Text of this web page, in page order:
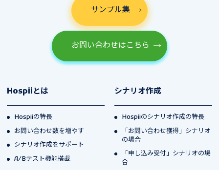
サンプル集
お問い合わせはこちら
Hospiiとは
Hospiiの特長
お問い合わせ数を増やす
シナリオ作成をサポート
A/Bテスト機能搭載
シナリオ作成
Hospiiのシナリオ作成の特長
「お問い合わせ獲得」シナリオ
の場合
「申し込み受付」シナリオの場
合